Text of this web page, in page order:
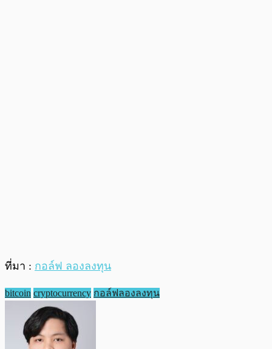
ที่มา : กอล์ฟ ลองลงทุน
bitcoin cryptocurrency กอล์ฟลองลงทุน